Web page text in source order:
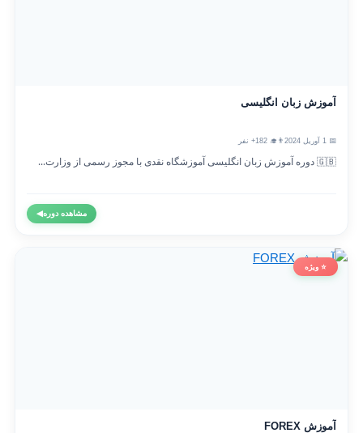
آموزش زبان انگلیسی
👨‍🎓 182+ نفر
🇬🇧 دوره آموزش زبان انگلیسی آموزشگاه نقدی با مجوز رسمی از وزارت...
مشاهده دوره◀
⭐ ویژه
آموزش FOREX